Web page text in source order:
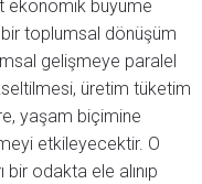
ekonomik büyüme
toplumsal dönüşüm
gelişmeye paralel
üretim tüketim
yaşam biçimine
etkileyecektir. O
bir odakta ele alınıp